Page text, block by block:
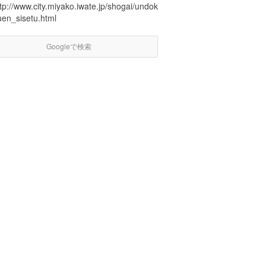
www.city.miyako.iwate.jp/shogai/undok
Googleで検索